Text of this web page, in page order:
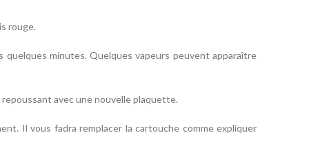
rouge.
quelques minutes. Quelques vapeurs peuvent apparaître
repoussant avec une nouvelle plaquette.
Il vous fadra remplacer la cartouche comme expliquer